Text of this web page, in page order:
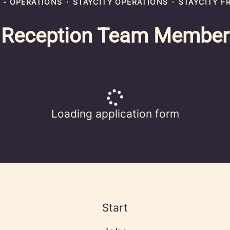
- OPERATIONS · STAYCITY OPERATIONS · STAYCITY
Reception Team Member
Loading application form
Start